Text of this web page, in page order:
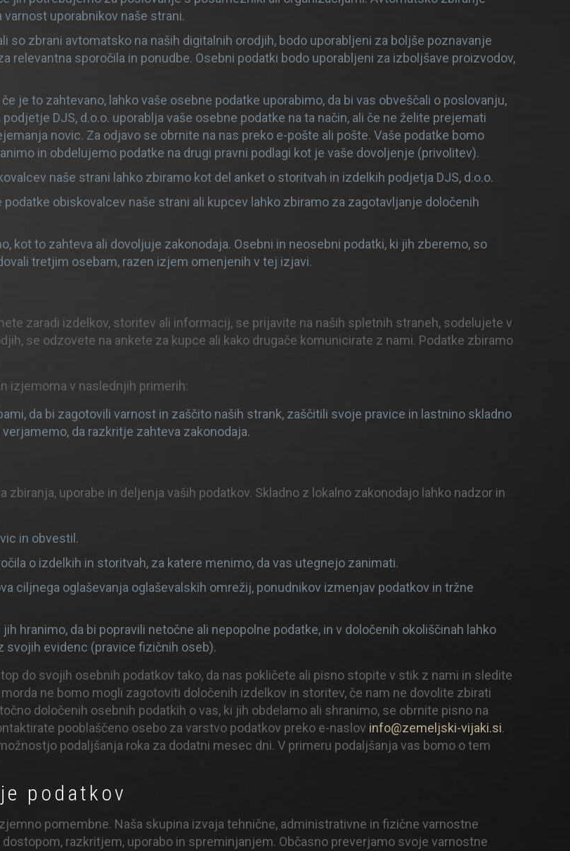
uporabnikov naše strani.
so zbrani avtomatsko na naših digitalnih orodjih, bodo uporabljeni za boljše poznavanje
relevantna sporočila in ponudbe. Osebni podatki bodo uporabljeni za izboljšave proizvodov,
je to zahtevano, lahko vaše osebne podatke uporabimo, da bi vas obveščali o poslovanju,
DJS, d.o.o. uporablja vaše osebne podatke na ta način, ali če ne želite prejemati
novic. Za odjavo se obrnite na nas preko e-pošte ali pošte. Vaše podatke bomo
in obdelujemo podatke na drugi pravni podlagi kot je vaše dovoljenje (privolitev).
naše strani lahko zbiramo kot del anket o storitvah in izdelkih podjetja DJS, d.o.o.
obiskovalcev naše strani ali kupcev lahko zbiramo za zagotavljanje določenih
kot to zahteva ali dovoljuje zakonodaja. Osebni in neosebni podatki, ki jih zberemo, so
tretjim osebam, razen izjem omenjenih v tej izjavi.
zaradi izdelkov, storitev ali informacij, se prijavite na naših spletnih straneh, sodelujete v
se odzovete na ankete za kupce ali kako drugače komunicirate z nami. Podatke zbiramo
izjemoma v naslednjih primerih:
da bi zagotovili varnost in zaščito naših strank, zaščitili svoje pravice in lastnino skladno
da razkritje zahteva zakonodaja.
uporabe in deljenja vaših podatkov. Skladno z lokalno zakonodajo lahko nadzor in
in obvestil.
o izdelkih in storitvah, za katere menimo, da vas utegnejo zanimati.
ciljnega oglaševanja oglaševalskih omrežij, ponudnikov izmenjav podatkov in tržne
hranimo, da bi popravili netočne ali nepopolne podatke, in v določenih okoliščinah lahko
svojih evidenc (pravice fizičnih oseb).
do svojih osebnih podatkov tako, da nas pokličete ali pisno stopite v stik z nami in sledite
ne bomo mogli zagotoviti določenih izdelkov in storitev, če nam ne dovolite zbirati
določenih osebnih podatkih o vas, ki jih obdelamo ali shranimo, se obrnite pisno na
pooblaščeno osebo za varstvo podatkov preko e-naslov info@zemeljski-vijaki.si.
podaljšanja roka za dodatni mesec dni. V primeru podaljšanja vas bomo o tem
podatkov
pomembne. Naša skupina izvaja tehnične, administrativne in fizične varnostne
razkritjem, uporabo in spreminjanjem. Občasno preverjamo svoje varnostne